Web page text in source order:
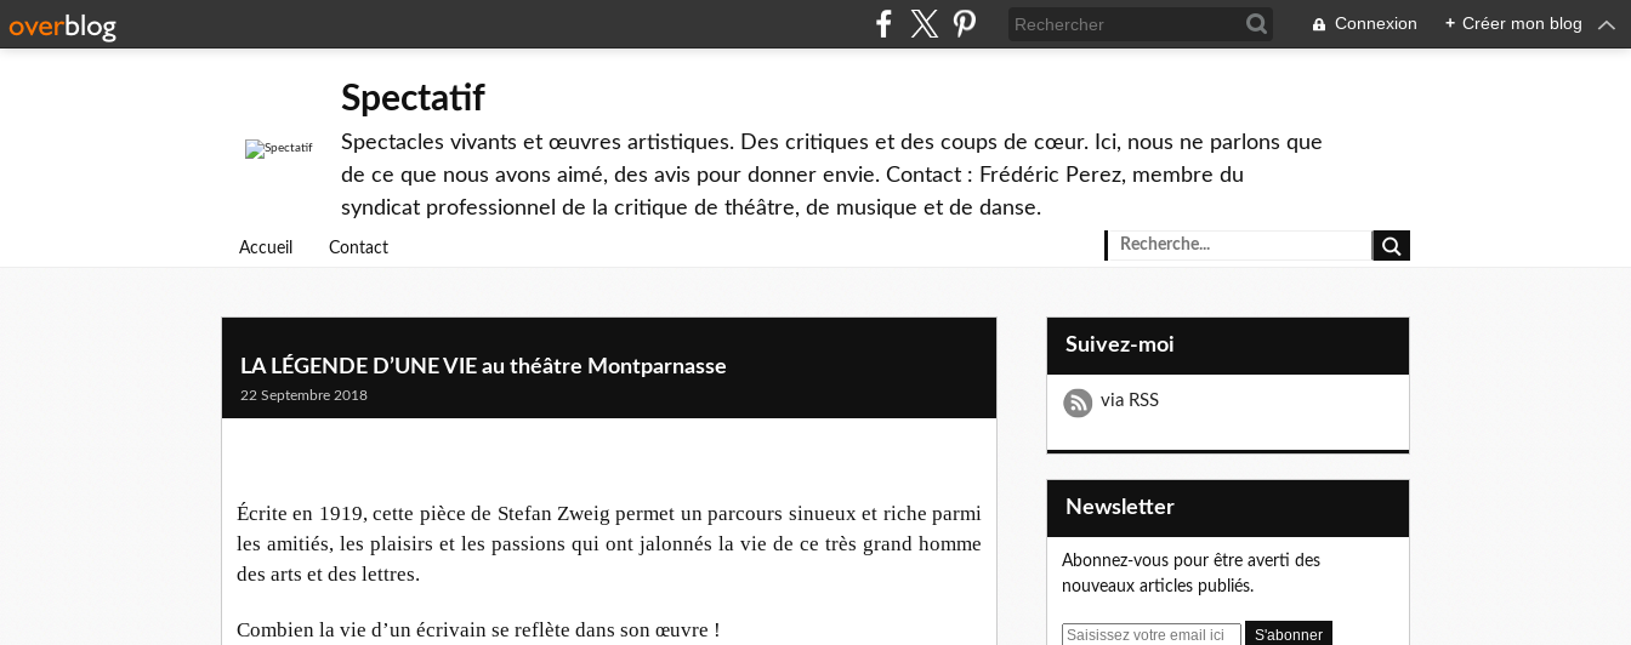
Connexion + Créer mon blog
Spectatif
Spectacles vivants et œuvres artistiques. Des critiques et des coups de cœur. Ici, nous ne parlons que
de ce que nous avons aimé, des avis pour donner envie. Contact : Frédéric Perez, membre du
syndicat professionnel de la critique de théâtre, de musique et de danse.
Accueil Contact
LA LÉGENDE D’UNE VIE au théâtre Montparnasse
22 Septembre 2018
Écrite en 1919, cette pièce de Stefan Zweig permet un parcours sinueux et riche parmi
les amitiés, les plaisirs et les passions qui ont jalonnés la vie de ce très grand homme
des arts et des lettres.
Combien la vie d’un écrivain se reflète dans son œuvre !
Suivez-moi
via RSS
Newsletter
Abonnez-vous pour être averti des
nouveaux articles publiés.
E